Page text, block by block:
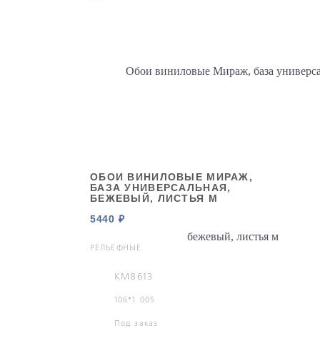
ОБОИ ВИНИЛОВЫЕ МИРАЖ,
БАЗА УНИВЕРСАЛЬНАЯ,
БЕЖЕВЫЙ, ЛИСТЬЯ М
5440 ₽
РЕЛЬЕФНЫЕ
KM8613
106*1 005
Под заказ